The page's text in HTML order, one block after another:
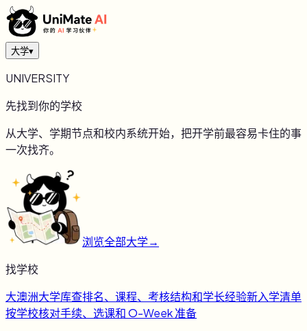
大学▾
UNIVERSITY
先找到你的学校
从大学、学期节点和校内系统开始，把开学前最容易卡住的事
一次找齐。
浏览全部大学→
找学校
大澳洲大学库查排名、课程、考核结构和学长经验新入学清单
按学校核对手续、选课和 O-Week 准备